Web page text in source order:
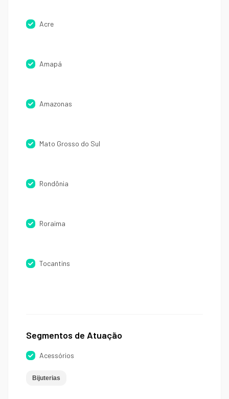
Acre
Amapá
Amazonas
Mato Grosso do Sul
Rondônia
Roraima
Tocantins
Segmentos de Atuação
Acessórios
Bijuterias